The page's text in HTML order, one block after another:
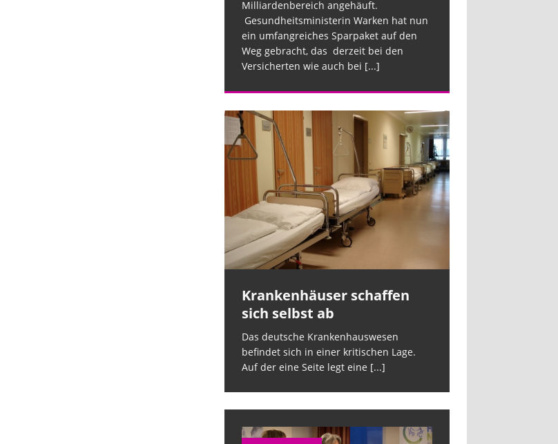
Milliardenbereich angehäuft.
Gesundheitsministerin Warken hat nun
ein umfangreiches Sparpaket auf den
Weg gebracht, das derzeit bei den
Versicherten wie auch bei [...]
Krankenhäuser schaffen
sich selbst ab
Das deutsche Krankenhauswesen
befindet sich in einer kritischen Lage.
Auf der eine Seite legt eine [...]